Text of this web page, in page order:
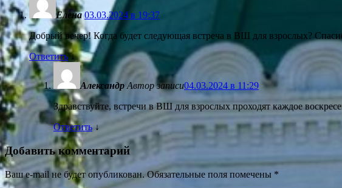
Елена 03.03.2024 в 19:37
Добрый вечер! Когда будет следующая встреча в ВШ для взрослых?
Ответить ↓
Александр Автор записи04.03.2024 в 11:29
Здравствуйте, встречи в ВШ для взрослых проходят каждое
Ответить ↓
Добавить комментарий
Ваш e-mail не будет опубликован.Обязательные поля помечены *